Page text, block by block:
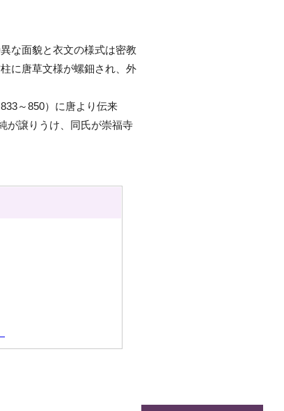
な面貌と衣文の様式は密教
に唐草文様が螺鈿され、外
～850）に唐より伝来
が譲りうけ、同氏が崇福寺